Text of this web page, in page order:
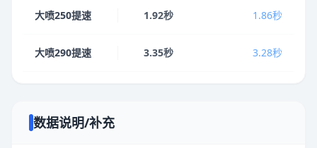
大喷250提速 1.92秒 1.86秒
大喷290提速 3.35秒 3.28秒
数据说明/补充